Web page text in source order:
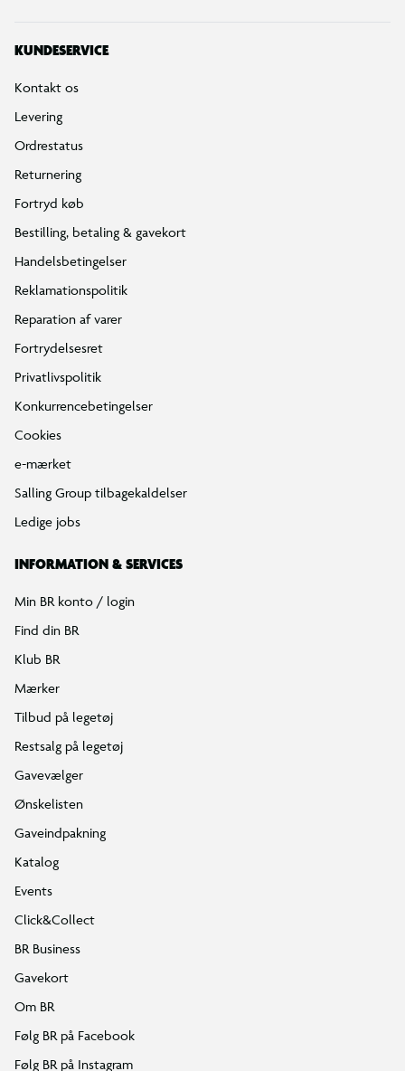
KUNDESERVICE
Kontakt os
Levering
Ordrestatus
Returnering
Fortryd køb
Bestilling, betaling & gavekort
Handelsbetingelser
Reklamationspolitik
Reparation af varer
Fortrydelsesret
Privatlivspolitik
Konkurrencebetingelser
Cookies
e-mærket
Salling Group tilbagekaldelser
Ledige jobs
INFORMATION & SERVICES
Min BR konto / login
Find din BR
Klub BR
Mærker
Tilbud på legetøj
Restsalg på legetøj
Gavevælger
Ønskelisten
Gaveindpakning
Katalog
Events
Click&Collect
BR Business
Gavekort
Om BR
Følg BR på Facebook
Følg BR på Instagram